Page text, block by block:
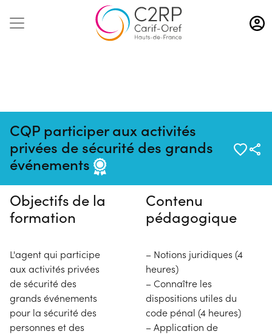
Aller
au
contenu
CQP participer aux activités
privées de sécurité des grands
événements
Pas de session programmée en
ce moment
Objectifs de la
formation
L'agent qui participe
aux activités privées
de sécurité des
grands événements
pour la sécurité des
personnes et des
Contenu
pédagogique
– Notions juridiques (4
heures)
– Connaître les
dispositions utiles du
code pénal (4 heures)
– Application de